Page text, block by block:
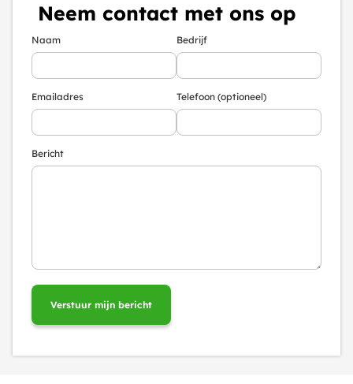
Neem contact met ons op
Naam Bedrijf
Emailadres Telefoon (optioneel)
Bericht